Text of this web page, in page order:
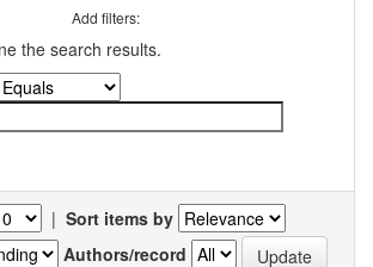
Add filters:
the search results.
| Sort items by
Authors/record